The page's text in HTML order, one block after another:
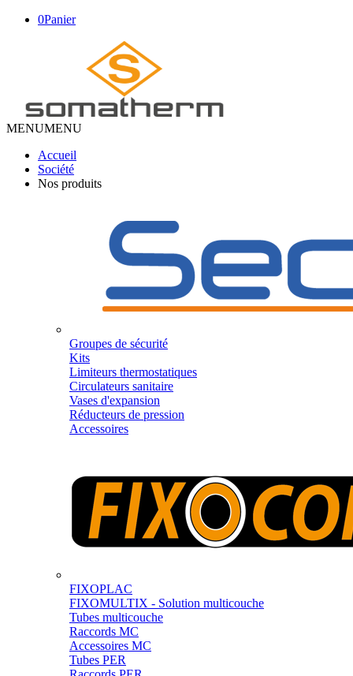
0Panier
MENUMENU
Accueil
Société
Nos produits
Groupes de sécurité
Kits
Limiteurs thermostatiques
Circulateurs sanitaire
Vases d'expansion
Réducteurs de pression
Accessoires
FIXOPLAC
FIXOMULTIX - Solution multicouche
Tubes multicouche
Raccords MC
Accessoires MC
Tubes PER